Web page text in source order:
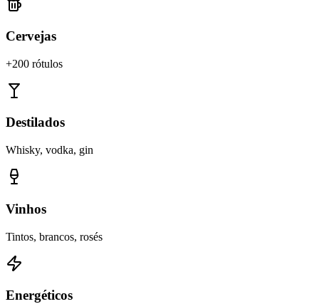
Cervejas
+200 rótulos
Destilados
Whisky, vodka, gin
Vinhos
Tintos, brancos, rosés
Energéticos